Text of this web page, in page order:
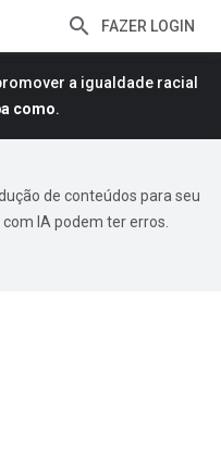
FAZER LOGIN
a igualdade racial
como.
de conteúdos para seu
IA podem ter erros.